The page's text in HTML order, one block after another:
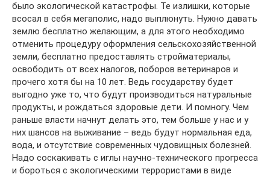
было экологической катастрофы. Те излишки, которые
всосал в себя мегаполис, надо выплюнуть. Нужно давать
землю бесплатно желающим, а для этого необходимо
отменить процедуру оформления сельскохозяйственной
земли, бесплатно предоставлять стройматериалы,
освободить от всех налогов, поборов ветеринаров и
прочего хотя бы на 10 лет. Ведь государству будет
выгодно уже то, что будут производиться натуральные
продукты, и рождаться здоровые дети. И помногу. Чем
раньше власти начнут делать это, тем больше у нас и у
них шансов на выживание – ведь будут нормальная еда,
вода, и отсутствие современных чудовищных болезней.
Надо соскакивать с иглы научно-технического прогресса
и бороться с экологическими террористами в виде